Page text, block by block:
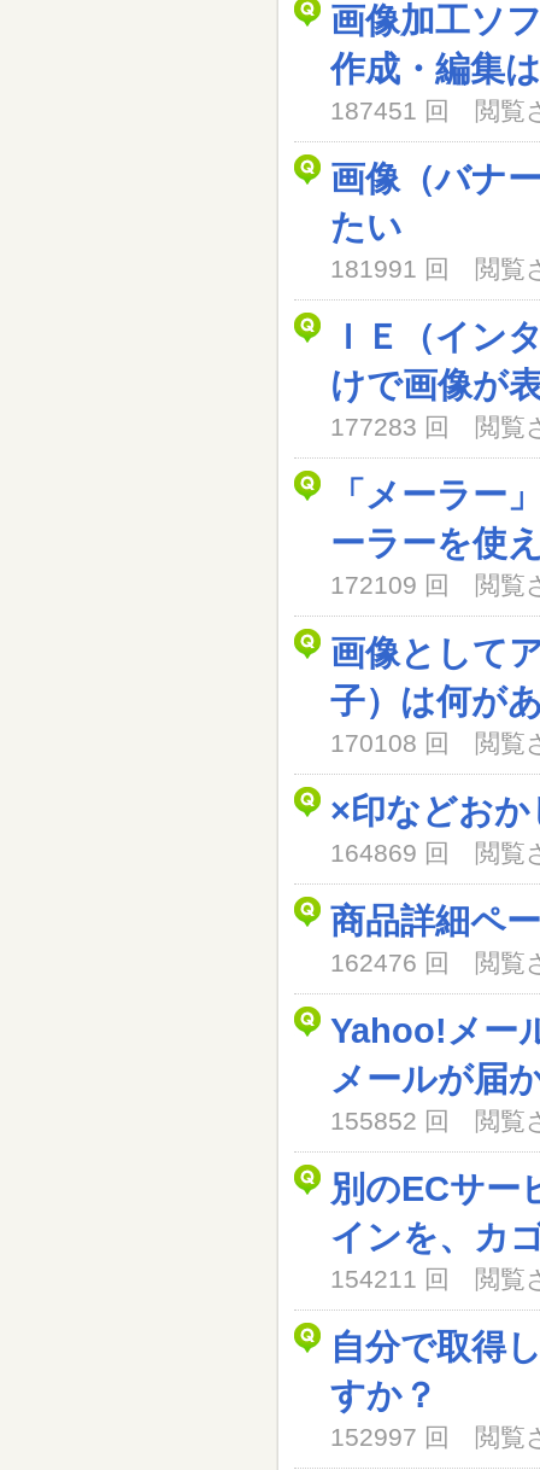
画像加工ソ
作成・編集
187451 回 閲覧
画像（バナ
たい
181991 回 閲覧
ＩＥ（イン
けで画像が
177283 回 閲覧
「メーラー
ーラーを使
172109 回 閲覧
画像として
子）は何が
170108 回 閲覧
×印などお
164869 回 閲覧
商品詳細ペ
162476 回 閲覧
Yahoo!メー
メールが届
155852 回 閲覧
別のECサー
インを、カ
154211 回 閲覧
自分で取得
すか？
152997 回 閲覧